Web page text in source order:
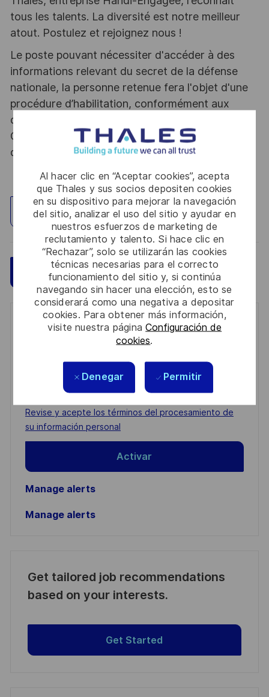
Al hacer clic en “Aceptar cookies”, acepta
que Thales y sus socios depositen cookies
en su dispositivo para mejorar la navegación
del sitio, analizar el uso del sitio y ayudar en
nuestros esfuerzos de marketing de
reclutamiento y talento. Si hace clic en
“Rechazar”, solo se utilizarán las cookies
técnicas necesarias para el correcto
funcionamiento del sitio y, si continúa
navegando sin hacer una elección, esto se
considerará como una negativa a depositar
cookies. Para obtener más información,
visite nuestra páginaConfiguración de
cookies.
Denegar Permitir
tous les talents. La diversité est notre meilleur
atout. Postulez et rejoignez nous !
Le poste pouvant nécessiter d'accéder à des
informations relevant du secret de la défense
nationale, la personne retenue fera l'objet d'une
procédure d’habilitation, conformément aux
dispositions des articles R.2311-1 et suivants du
Code de la défense et de l’IGI 1300 SGDSN/PSE
du 09 août 2021.
Explorar ubicación
Aplicar ahora Guardar
Get notified for similar jobs
address
(Required)
Required
Revise y acepte los términos del procesamiento de
su información personal
Activar
Manage alerts
Manage alerts
Get tailored job recommendations
based on your interests.
Get Started